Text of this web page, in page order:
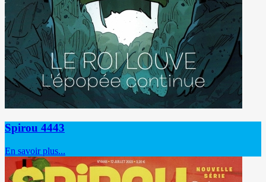
Spirou 4443
En savoir plus...